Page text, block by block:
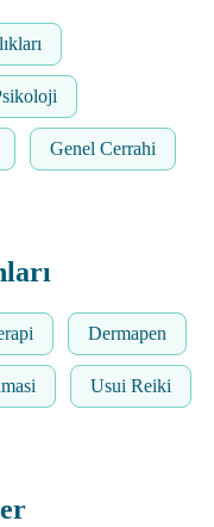
Genel Cerrahi
Dermapen
Usui Reiki